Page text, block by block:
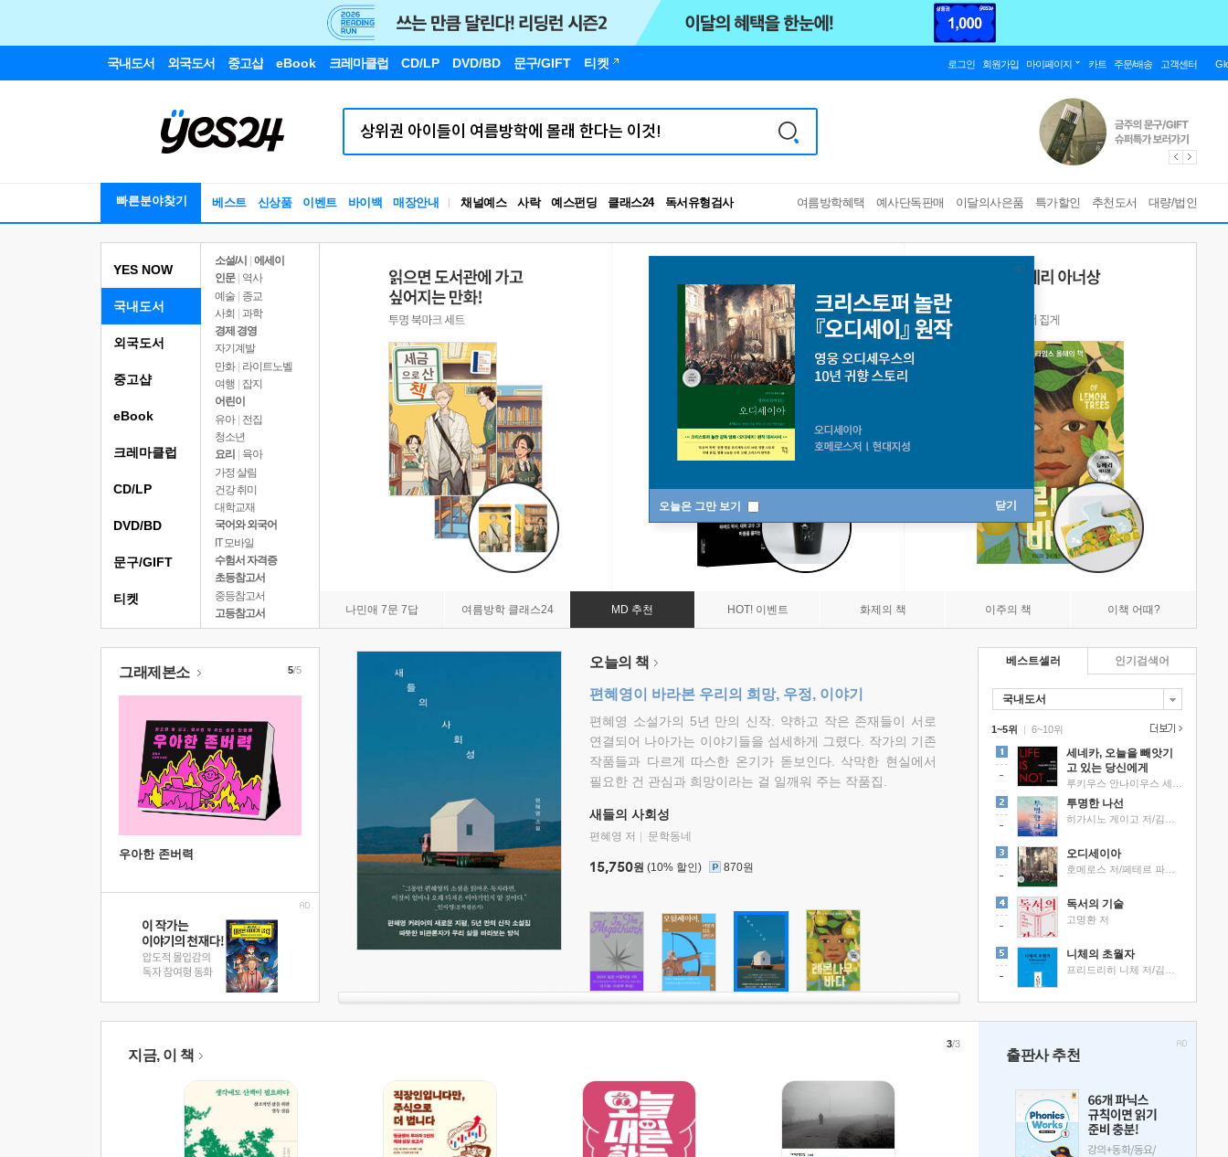
국내도서 외국도서 중고샵 eBook 크레마클럽 CD/LP DVD/BD 문구/GIFT 티켓 로그인 회원가입 마이페이지 카트 주문/배송 고객센터
빠른분야찾기 베스트 신상품 이벤트 바이백 매장안내 채널예스 사락 예스펀딩 클래스24
RBTI Lab
독서유형검사
여름방학혜택 예사단독판매 이달의사은품 특가할인 추천도서 대량/법인
오늘은 그만 보기 닫기
YES NOW
국내도서
소설/시
에세이
인문
역사
예술 | 종교
사회 | 과학
경제 경영
자기계발
만화 | 라이트노벨
여행
잡지
어린이
유아 | 전집
청소년
요리
육아
가정 살림
건강 취미
대학교재
국어와 외국어
IT 모바일
수험서 자격증
초등참고서
중등참고서
고등참고서
나민애 7문 7답 여름방학 클래스24 MD 추천 HOT! 이벤트 화제의 책 이주의 책 이책 어때?
외국도서
중고샵
eBook
크레마클럽
CD/LP
DVD/BD
문구/GIFT
티켓
그래제본소
우아한 존버력
5/5 오늘의 책
편혜영이 바라본 우리의 희망, 우정, 이야기
편혜영 소설가의 5년 만의 신작. 약하고 작은 존재들이 서로
연결되어 나아가는 이야기들을 섬세하게 그렸다. 작가의 기존
작품들과 다르게 따스한 온기가 돋보인다. 삭막한 현실에서
필요한 건 관심과 희망이라는 걸 일깨워 주는 작품집.
새들의 사회성
편혜영 저 문학동네
15,750원 (10% 할인) 870원
베스트셀러
국내도서
1~5위 |
세네카, 오늘을 빼앗기
고 있는 당신에게
투명한 나선
오디세이아
독서의 기술
고명환 저
니체의 초월자
6~10위
인기검색어
지금, 이 책
3/3
출판사 추천